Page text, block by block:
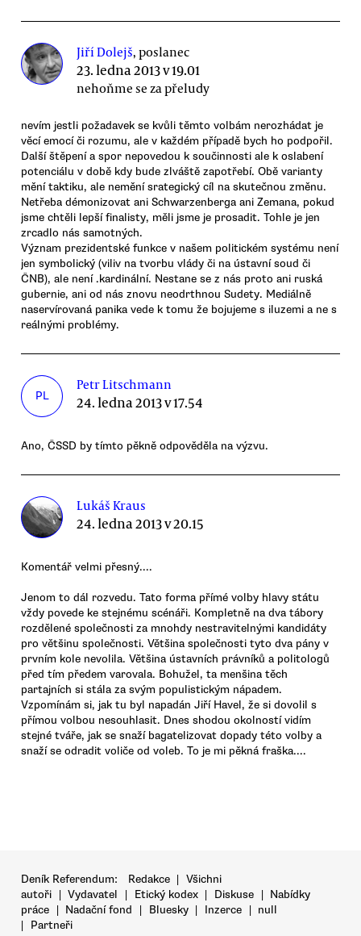
Jiří Dolejš, poslanec
23. ledna 2013 v 19.01
nehoňme se za přeludy
nevím jestli požadavek se kvůli těmto volbám nerozhádat je
věcí emocí či rozumu, ale v každém případě bych ho podpořil.
Další štěpení a spor nepovedou k součinnosti ale k oslabení
potenciálu v době kdy bude zlváště zapotřebí. Obě varianty
mění taktiku, ale nemění srategický cíl na skutečnou změnu.
Netřeba démonizovat ani Schwarzenberga ani Zemana, pokud
jsme chtěli lepší finalisty, měli jsme je prosadit. Tohle je jen
zrcadlo nás samotných.
Význam prezidentské funkce v našem politickém systému není
jen symbolický (viliv na tvorbu vlády či na ústavní soud či
ČNB), ale není .kardinální. Nestane se z nás proto ani ruská
gubernie, ani od nás znovu neodrthnou Sudety. Mediálně
naservírovaná panika vede k tomu že bojujeme s iluzemi a ne s
reálnými problémy.
PL
Petr Litschmann
24. ledna 2013 v 17.54
Ano, ČSSD by tímto pěkně odpověděla na výzvu.
Lukáš Kraus
24. ledna 2013 v 20.15
Komentář velmi přesný....
Jenom to dál rozvedu. Tato forma přímé volby hlavy státu
vždy povede ke stejnému scénáři. Kompletně na dva tábory
rozdělené společnosti za mnohdy nestravitelnými kandidáty
pro většinu společnosti. Většina společnosti tyto dva pány v
prvním kole nevolila. Většina ústavních právníků a politologů
před tím předem varovala. Bohužel, ta menšina těch
partajních si stála za svým populistickým nápadem.
Vzpomínám si, jak tu byl napadán Jiří Havel, že si dovolil s
přímou volbou nesouhlasit. Dnes shodou okolností vidím
stejné tváře, jak se snaží bagatelizovat dopady této volby a
snaží se odradit voliče od voleb. To je mi pěkná fraška....
Deník Referendum: Redakce | Všichni
autoři | Vydavatel | Etický kodex | Diskuse | Nabídky
práce | Nadační fond | Bluesky | Inzerce | null
|
Partneři